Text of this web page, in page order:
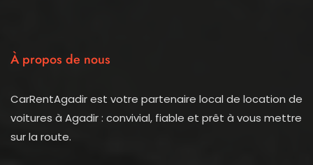
À propos de nous
CarRentAgadir est votre partenaire local de location de
voitures à Agadir : convivial, fiable et prêt à vous mettre
sur la route.